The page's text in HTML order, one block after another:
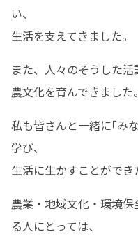
い、
生活を支えてきました。
また、人々のそうした活
農文化を育んできました。
私も皆さんと一緒に｢み
学び、
生活に生かすことができ
農業・地域文化・環境
る人にとっては、